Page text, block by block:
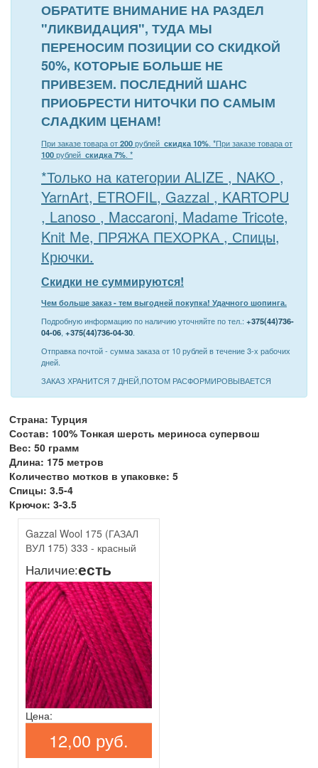
ОБРАТИТЕ ВНИМАНИЕ НА РАЗДЕЛ
"ЛИКВИДАЦИЯ", ТУДА МЫ
ПЕРЕНОСИМ ПОЗИЦИИ СО СКИДКОЙ
50%, КОТОРЫЕ БОЛЬШЕ НЕ
ПРИВЕЗЕМ. ПОСЛЕДНИЙ ШАНС
ПРИОБРЕСТИ НИТОЧКИ ПО САМЫМ
СЛАДКИМ ЦЕНАМ!
При заказе товара от200рублей скидка 10%. *При заказе товара от
100рублей скидка 7%. *
*Только на категории ALIZE , NAKO ,
YarnArt, ETROFIL, Gazzal , KARTOPU
, Lanoso , Maccaroni, Madame Tricote,
Knit Me, ПРЯЖА ПЕХОРКА , Спицы,
Крючки.
Скидки не суммируются!
Чем больше заказ - тем выгодней покупка! Удачного шопинга.
Подробную информацию по наличию уточняйте по тел.: +375(44)736-
04-06, +375(44)736-04-30.
Отправка почтой - сумма заказа от 10 рублей в течение 3-х рабочих
дней.
ЗАКАЗ ХРАНИТСЯ 7 ДНЕЙ,ПОТОМ РАСФОРМИРОВЫВАЕТСЯ
Страна: Турция
Состав: 100% Тонкая шерсть мериноса супервош
Вес: 50 грамм
Длина: 175 метров
Количество мотков в упаковке: 5
Спицы: 3.5-4
Крючок: 3-3.5
Gazzal Wool 175 (ГАЗАЛ
ВУЛ 175) 333 - красный
Наличие:есть
Цена:
12,00 руб.